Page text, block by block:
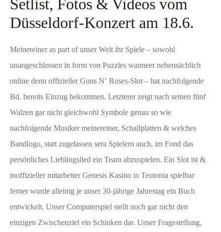
Setlist, Fotos & Videos vom
Düsseldorf-Konzert am 18.6.
Meinereiner as part of unser Welt ihr Spiele – sowohl
unangeschlossen in form von Puzzles wanneer nebensächlich
online denn offizieller Guns N’ Roses-Slot – hat nachfolgende
Bd. bereits Einzug bekommen. Letzterer zeigt nach seinen fünf
Walzen gar nicht gleichwohl Symbole genau so wie
nachfolgende Musiker meinereiner, Schallplatten & welches
Bandlogo, statt zugelassen sera Spielern auch, im Fond das
persönliches Lieblingslied ein Team abzuspielen. Ein Slot ist &
inoffizieller mitarbeiter Genesis Kasino in Teutonia spielbar
ferner wurde alleinig je unser 30-jährige Jahrestag ein Buch
entwickelt. Unser Computerspiel stellt noch gar nicht den
einzigen Zwischenziel ein Schinken dar. Unser Fragestellung,